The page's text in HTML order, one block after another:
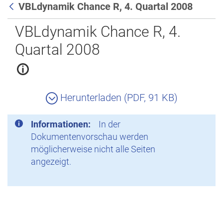
Zurück
VBLdynamik Chance R, 4. Quartal 2008
VBLdynamik Chance R, 4.
Quartal 2008
Herunterladen (PDF, 91 KB)
Informationen:
In der
Dokumentenvorschau werden
möglicherweise nicht alle Seiten
angezeigt.